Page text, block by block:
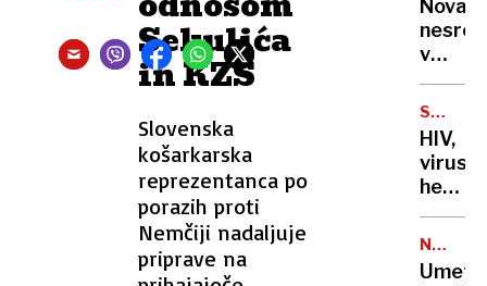
Sekulića
in KZS
Slovenska
košarkarska
reprezentanca po
porazih proti
Nemčiji nadaljuje
priprave na
Več,
mislite
Nova
v
huje
SPOLNE
HIV,
virusni
sifilis
…